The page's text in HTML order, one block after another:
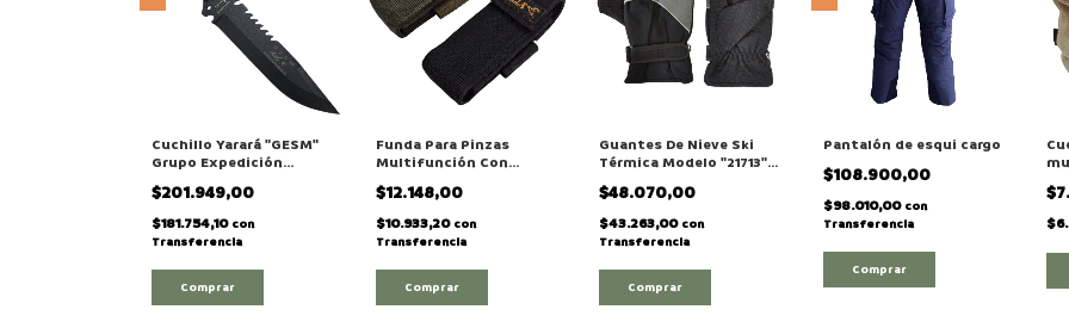
Cuchillo Yarará "GESM"
Grupo Expedición
Supervivencia Montaña
$201.949,00
$181.754,10 con
Transferencia
Funda Para Pinzas
Multifunción Con
Sistema Molle
$12.148,00
$10.933,20 con
Transferencia
Comprar
Guantes De Nieve Ski
Térmica Modelo "21713"
Para Adulto
$48.070,00
$43.263,00 con
Transferencia
Comprar
Pantalón de esqui cargo
$108.900,00
$98.010,00 con
Transferencia
Comprar